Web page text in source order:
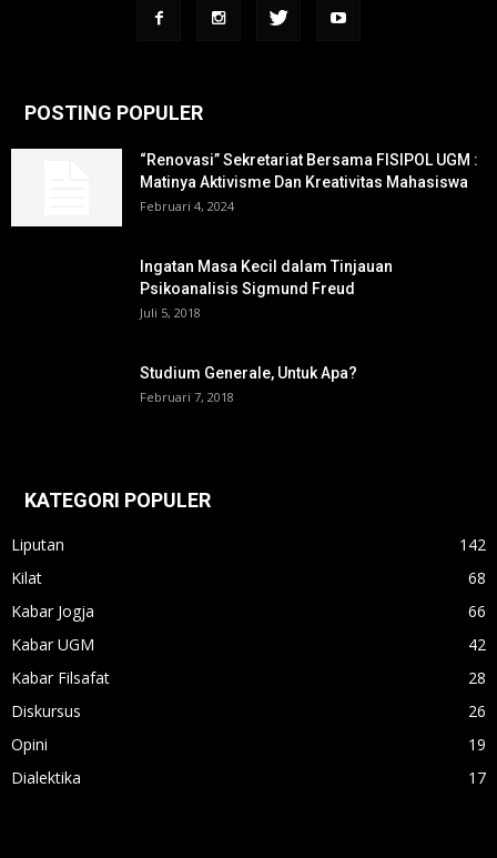
POSTING POPULER
“Renovasi” Sekretariat Bersama FISIPOL UGM :
Matinya Aktivisme Dan Kreativitas Mahasiswa
Februari 4, 2024
Ingatan Masa Kecil dalam Tinjauan
Psikoanalisis Sigmund Freud
Juli 5, 2018
Studium Generale, Untuk Apa?
Februari 7, 2018
KATEGORI POPULER
Liputan
142
Kilat
68
Kabar Jogja
66
Kabar UGM
42
Kabar Filsafat
28
Diskursus
26
Opini
19
Dialektika
17